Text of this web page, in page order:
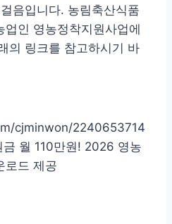
음입니다. 농림축산식품
인 영농정착지원사업에
의 링크를 참고하시기 바
cjminwon/2240653714
월 110만원! 2026 영농
로드 제공